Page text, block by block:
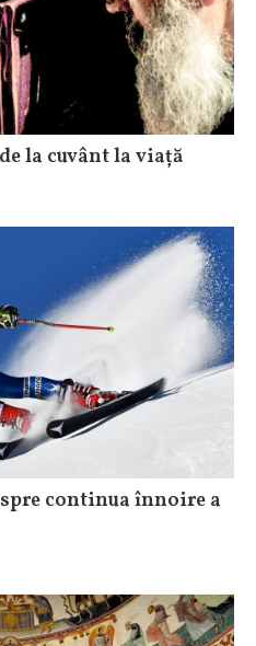
la cuvânt la viață
continua înnoire a